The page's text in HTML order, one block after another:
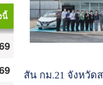
สัน กม.21 จังหวัด